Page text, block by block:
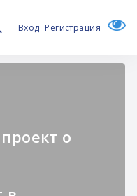
Вход Регистрация
о